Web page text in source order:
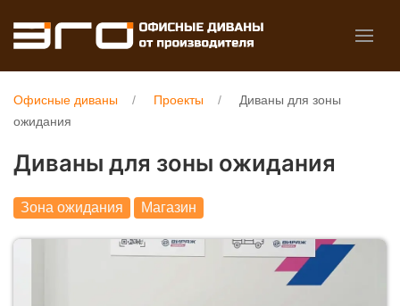
Офисные диваны Проекты
Диваны для зоны
ожидания
Диваны для зоны ожидания
Зона ожидания Магазин